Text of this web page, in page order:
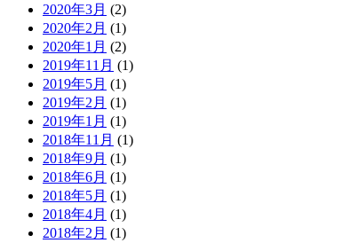
2020年3月 (2)
2020年2月 (1)
2020年1月 (2)
2019年11月 (1)
2019年5月 (1)
2019年2月 (1)
2019年1月 (1)
2018年11月 (1)
2018年9月 (1)
2018年6月 (1)
2018年5月 (1)
2018年4月 (1)
2018年2月 (1)